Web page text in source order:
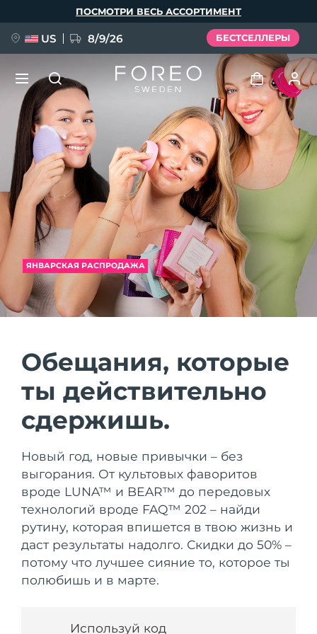
ЯНВАРСКАЯ РАСПРОДАЖА
Обещания, которые
ты действительно
сдержишь.
Новый год, новые привычки – без
выгорания. От культовых фаворитов
вроде LUNA™ и BEAR™ до передовых
технологий вроде FAQ™ 202 – найди
рутину, которая впишется в твою жизнь и
даст результаты надолго. Скидки до 50% –
потому что лучшее сияние то, которое ты
полюбишь и в марте.
Используй код
ПОСМОТРИ ВЕСЬ АССОРТИМЕНТ
US 8/9/26 БЕСТСЕЛЛЕРЫ
Войти
Профиль пользователя
Мои приборы
Мои заказы
Мои адреса
Мои подписки
НОВИНКА
FAQ™ Pure Beauty-Tech Elixir
BREAKING NEWS
issa™ Teeth Whitening Set
FAQ™ Dual LED Panel
ПОДАРКИ И НАБОРЫ
Специальные
предложения
БЕСТСЕЛЛЕРЫ
Терапия красным светом
Язык
English Deutsch
Español
Français
Italiano
Português
Polski
Svenska
Русский
Türkçe
简体中文 繁體中文
Страна доставки
Соединенные
Ожидаемая дата доставки
Великобритания
Испания
Ожидаемая дата доставки
Австралия
Ожидаемая дата доставки
Франция
8/8/26
Германия